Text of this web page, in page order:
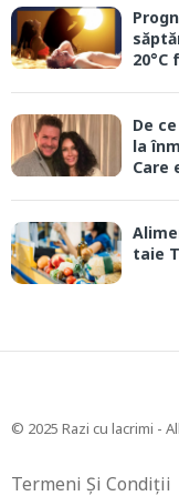
De
la
Care
taie
© 2025 Razi cu lacrimi -
Termeni Și Condiții